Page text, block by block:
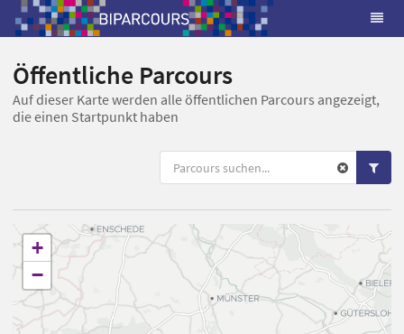
Öffentliche Parcours
Auf dieser Karte werden alle öffentlichen Parcours angezeigt,
die einen Startpunkt haben
+
−